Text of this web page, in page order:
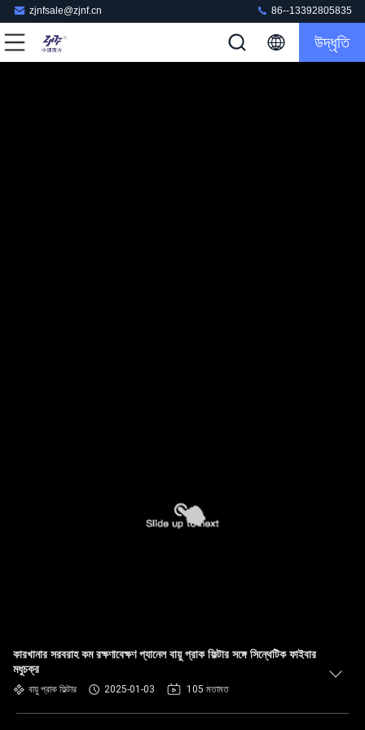
zjnfsale@zjnf.cn 86--13392805835
উদ্ধৃতি
কারখানার সরবরাহ কম রক্ষণাবেক্ষণ প্যানেল বায়ু প্রাক ফিল্টার সঙ্গে সিন্থেটিক ফাইবার
মধুচক্র
বায়ু প্রাক ফিল্টার 2025-01-03 105 মতামত